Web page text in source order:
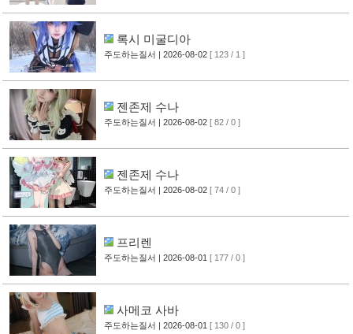
록시 미굴디아
주도하는질서 | 2026-08-02 [ 123 / 1 ]
젠존제 수나
주도하는질서 | 2026-08-02 [ 82 / 0 ]
젠존제 수나
주도하는질서 | 2026-08-02 [ 74 / 0 ]
프리렌
주도하는질서 | 2026-08-01 [ 177 / 0 ]
사메코 사바
주도하는질서 | 2026-08-01 [ 130 / 0 ]